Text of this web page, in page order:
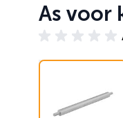
As voor